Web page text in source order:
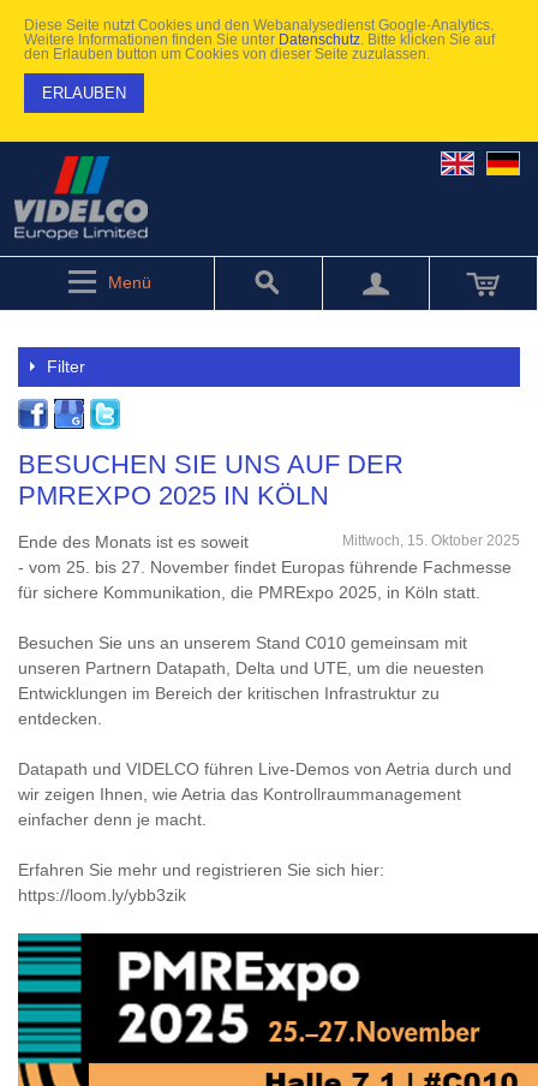
Diese Seite nutzt Cookies und den Webanalysedienst Google-Analytics.
Weitere Informationen finden Sie unter Datenschutz . Bitte klicken Sie auf
den Erlauben button um Cookies von dieser Seite zuzulassen.
ERLAUBEN
Menü
Filter
BESUCHEN SIE UNS AUF DER
PMREXPO 2025 IN KÖLN
Mittwoch, 15. Oktober 2025
Ende des Monats ist es soweit
- vom 25. bis 27. November findet Europas führende Fachmesse
für sichere Kommunikation, die PMRExpo 2025, in Köln statt.
Besuchen Sie uns an unserem Stand C010 gemeinsam mit
unseren Partnern Datapath, Delta und UTE, um die neuesten
Entwicklungen im Bereich der kritischen Infrastruktur zu
entdecken.
Datapath und VIDELCO führen Live-Demos von Aetria durch und
wir zeigen Ihnen, wie Aetria das Kontrollraummanagement
einfacher denn je macht.
Erfahren Sie mehr und registrieren Sie sich hier:
https://loom.ly/ybb3zik